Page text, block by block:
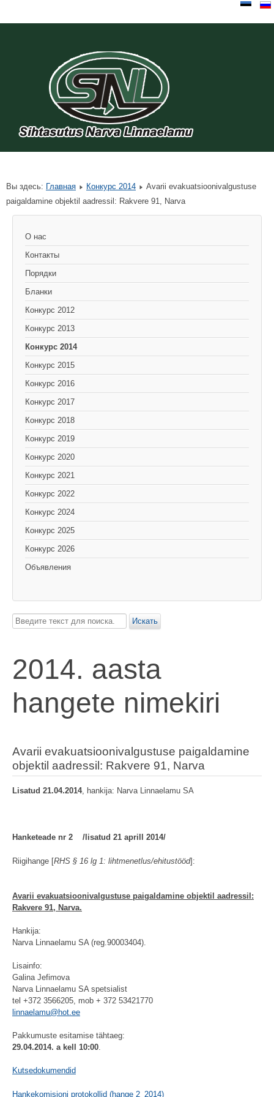
Вы здесь: Главная Конкурс 2014
Avarii evakuatsioonivalgustuse
paigaldamine objektil aadressil: Rakvere 91, Narva
О нас
Контакты
Порядки
Бланки
Конкурс 2012
Конкурс 2013
Конкурс 2014
Конкурс 2015
Конкурс 2016
Конкурс 2017
Конкурс 2018
Конкурс 2019
Конкурс 2020
Конкурс 2021
Конкурс 2022
Конкурс 2024
Конкурс 2025
Конкурс 2026
Объявления
Искать... Искать
2014. aasta
hangete nimekiri
Avarii evakuatsioonivalgustuse paigaldamine
objektil aadressil: Rakvere 91, Narva
Lisatud 21.04.2014, hankija: Narva Linnaelamu SA
Hanketeade nr 2 /lisatud 21 aprill 2014/
Riigihange [RHS § 16 lg 1: lihtmenetlus/ehitustööd]:
Avarii evakuatsioonivalgustuse paigaldamine objektil aadressil:
Rakvere 91, Narva.
Hankija:
Narva Linnaelamu SA (reg.90003404).
Lisainfo:
Galina Jefimova
Narva Linnaelamu SA spetsialist
tel +372 3566205, mob + 372 53421770
linnaelamu@hot.ee
Pakkumuste esitamise tähtaeg:
29.04.2014. a kell 10:00.
Kutsedokumendid
Hankekomisjoni protokollid (hange 2_2014)